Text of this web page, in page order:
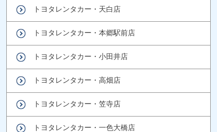
トヨタレンタカー・天白店
トヨタレンタカー・本郷駅前店
トヨタレンタカー・小田井店
トヨタレンタカー・高畑店
トヨタレンタカー・笠寺店
トヨタレンタカー・一色大橋店